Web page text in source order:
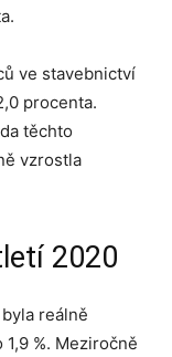
ve stavebnictví
procenta.
těchto
vzrostla
2020
reálně
%. Meziročně